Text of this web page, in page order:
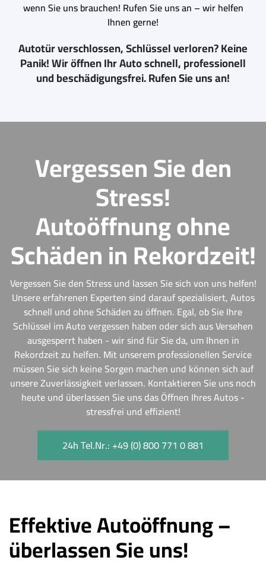
wenn Sie uns brauchen! Rufen Sie uns an – wir helfen
Ihnen gerne!
Autotür verschlossen, Schlüssel verloren? Keine
Panik! Wir öffnen Ihr Auto schnell, professionell
und beschädigungsfrei. Rufen Sie uns an!
Vergessen Sie den
Stress!
Autoöffnung ohne
Schäden in Rekordzeit!
Vergessen Sie den Stress und lassen Sie sich von uns helfen!
Unsere erfahrenen Experten sind darauf spezialisiert, Autos
schnell und ohne Schäden zu öffnen. Egal, ob Sie Ihre
Schlüssel im Auto vergessen haben oder sich aus Versehen
ausgesperrt haben - wir sind für Sie da, um Ihnen in
Rekordzeit zu helfen. Mit unserem professionellen Service
müssen Sie sich keine Sorgen machen und können sich auf
unsere Zuverlässigkeit verlassen. Kontaktieren Sie uns noch
heute und überlassen Sie uns das Öffnen Ihres Autos -
stressfrei und effizient!
24h Tel.Nr.: +49 (0) 800 771 0 881
Effektive Autoöffnung –
überlassen Sie uns!